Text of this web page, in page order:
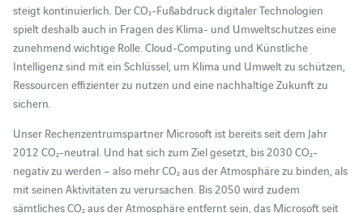
steigt kontinuierlich. Der CO₂-Fußabdruck digitaler Technologien
spielt deshalb auch in Fragen des Klima- und Umweltschutzes eine
zunehmend wichtige Rolle. Cloud-Computing und Künstliche
Intelligenz sind mit ein Schlüssel, um Klima und Umwelt zu schützen,
Ressourcen effizienter zu nutzen und eine nachhaltige Zukunft zu
sichern.
Unser Rechenzentrumspartner Microsoft ist bereits seit dem Jahr
2012 CO₂-neutral. Und hat sich zum Ziel gesetzt, bis 2030 CO₂-
negativ zu werden – also mehr CO₂ aus der Atmosphäre zu binden, als
mit seinen Aktivitäten zu verursachen. Bis 2050 wird zudem
sämtliches CO₂ aus der Atmosphäre entfernt sein, das Microsoft seit